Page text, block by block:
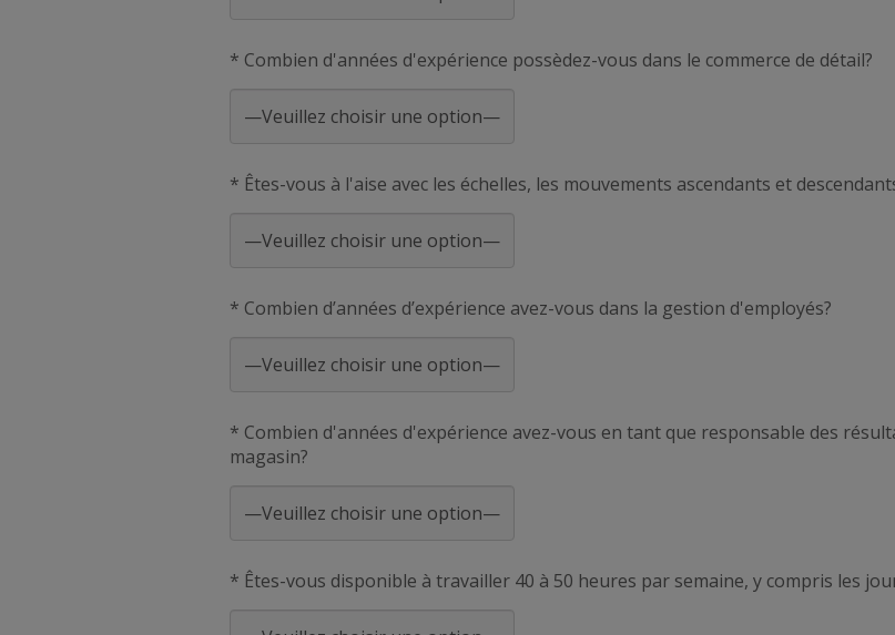
* Combien d'années d'expérience possèdez-vous dans le commerce de détail?
* Êtes-vous à l'aise avec les échelles, les mouvements ascendants et
* Combien d’années d’expérience avez-vous dans la gestion d'employés?
* Combien d'années d'expérience avez-vous en tant que responsable des
magasin?
* Êtes-vous disponible à travailler 40 à 50 heures par semaine, y compris les